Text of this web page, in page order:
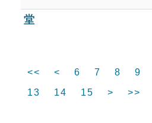
堂
<< < 6 7 8 9
13
14 15 > >>